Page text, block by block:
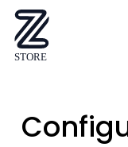
Skip
main